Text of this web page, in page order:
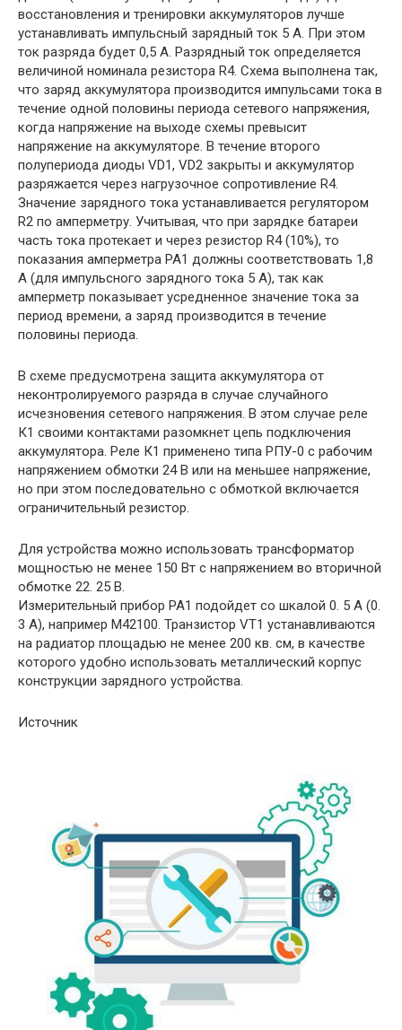
восстановления и тренировки аккумуляторов лучше
устанавливать импульсный зарядный ток 5 А. При этом
ток разряда будет 0,5 А. Разрядный ток определяется
величиной номинала резистора R4. Схема выполнена так,
что заряд аккумулятора производится импульсами тока в
течение одной половины периода сетевого напряжения,
когда напряжение на выходе схемы превысит
напряжение на аккумуляторе. В течение второго
полупериода диоды VD1, VD2 закрыты и аккумулятор
разряжается через нагрузочное сопротивление R4.
Значение зарядного тока устанавливается регулятором
R2 по амперметру. Учитывая, что при зарядке батареи
часть тока протекает и через резистор R4 (10%), то
показания амперметра РА1 должны соответствовать 1,8
А (для импульсного зарядного тока 5 А), так как
амперметр показывает усредненное значение тока за
период времени, а заряд производится в течение
половины периода.
В схеме предусмотрена защита аккумулятора от
неконтролируемого разряда в случае случайного
исчезновения сетевого напряжения. В этом случае реле
К1 своими контактами разомкнет цепь подключения
аккумулятора. Реле К1 применено типа РПУ-0 с рабочим
напряжением обмотки 24 В или на меньшее напряжение,
но при этом последовательно с обмоткой включается
ограничительный резистор.
Для устройства можно использовать трансформатор
мощностью не менее 150 Вт с напряжением во вторичной
обмотке 22. 25 В.
Измерительный прибор РА1 подойдет со шкалой 0. 5 А (0.
3 А), например М42100. Транзистор VT1 устанавливаются
на радиатор площадью не менее 200 кв. см, в качестве
которого удобно использовать металлический корпус
конструкции зарядного устройства.
Источник